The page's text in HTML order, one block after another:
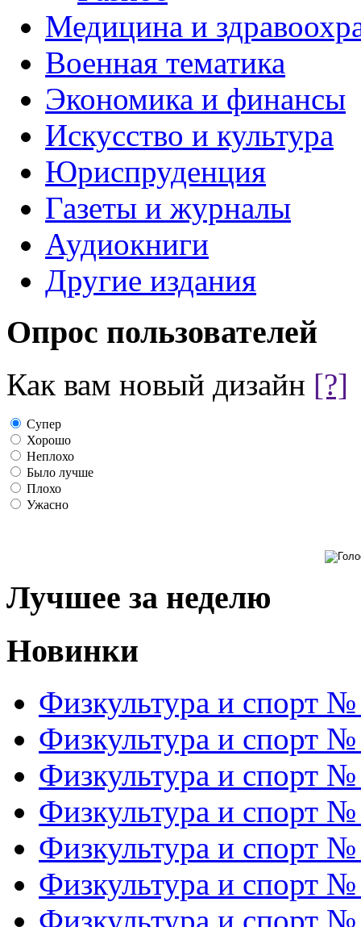
Медицина и
Военная тематика
Экономика и финансы
Искусство и культура
Юриспруденция
Газеты и журналы
Аудиокниги
Другие издания
Опрос пользователей
Как вам новый дизайн [?]
Супер
Хорошо
Неплохо
Было лучше
Плохо
Ужасно
Лучшее за неделю
Новинки
Физкультура и спорт
Физкультура и спорт
Физкультура и спорт
Физкультура и спорт
Физкультура и спорт
Физкультура и спорт